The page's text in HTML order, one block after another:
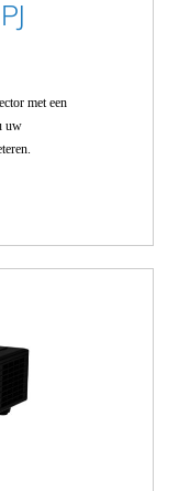
met een
uw